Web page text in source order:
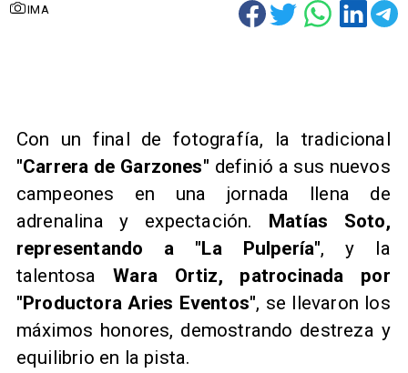
IMA
​Con un final de fotografía, la tradicional
"Carrera de Garzones" definió a sus nuevos
campeones en una jornada llena de
adrenalina y expectación. Matías Soto,
representando a "La Pulpería", y la
talentosaWara Ortiz, patrocinada por
"Productora Aries Eventos", se llevaron los
máximos honores, demostrando destreza y
equilibrio en la pista.